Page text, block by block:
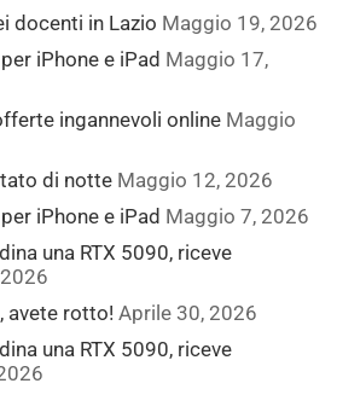
docenti in Lazio Maggio 19, 2026
iPhone e iPad Maggio 17,
ingannevoli online Maggio
di notte Maggio 12, 2026
iPhone e iPad Maggio 7, 2026
una RTX 5090, riceve
avete rotto! Aprile 30, 2026
una RTX 5090, riceve